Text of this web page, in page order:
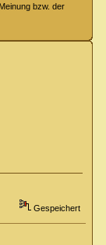
bzw. der
Gespeichert